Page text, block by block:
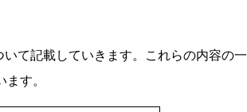
て記載していきます。これらの内容の
す。